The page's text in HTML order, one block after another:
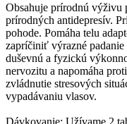
Obsahuje prírodnú výživu
prírodných antidepresív.
pohode. Pomáha telu
zapríčiniť výrazné padanie
duševnú a fyzickú
nervozitu a napomáha
zvládnutie stresových
vypadávaniu vlasov.
Dávkovanie: Užívame 2